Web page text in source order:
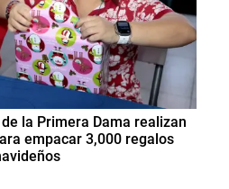
de la Primera Dama realizan
empacar 3,000 regalos